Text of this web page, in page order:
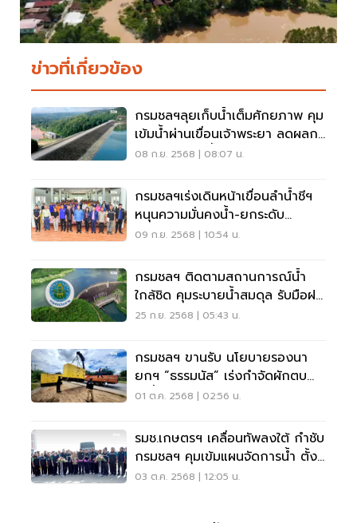
ข่าวที่เกี่ยวข้อง
กรมชลฯลุยเก็บน้ำเต็มศักยภาพ คุม
เข้มน้ำผ่านเขื่อนเจ้าพระยา ลดผลก
ระทบด้านท้ายน้ำ
08 ก.ย. 2568 | 08:07 น.
กรมชลฯเร่งเดินหน้าเขื่อนลำน้ำชีฯ
หนุนความมั่นคงน้ำ-ยกระดับ
คุณภาพชีวิตชาวชัยภูมิ
09 ก.ย. 2568 | 10:54 น.
กรมชลฯ ติดตามสถานการณ์น้ำ
ใกล้ชิด คุมระบายน้ำสมดุล รับมือฝน
ตกหนักปลายกันยายน
25 ก.ย. 2568 | 05:43 น.
กรมชลฯ ขานรับ นโยบายรองนา
ยกฯ “ธรรมนัส” เร่งกำจัดผักตบ
ลำน้ำสาขาทั่วประเทศ
01 ต.ค. 2568 | 02:56 น.
รมช.เกษตรฯ เคลื่อนทัพลงใต้ กำชับ
กรมชลฯ คุมเข้มแผนจัดการน้ำ ตั้ง
รับอุทกภัยนราธิวาส
03 ต.ค. 2568 | 12:05 น.